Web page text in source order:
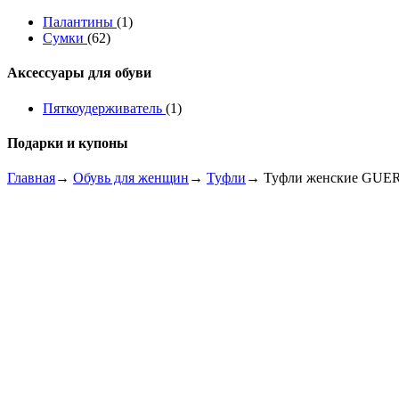
Палантины (1)
Сумки (62)
Аксессуары для обуви
Пяткоудерживатель (1)
Подарки и купоны
Главная→ Обувь для женщин → Туфли → Туфли женские